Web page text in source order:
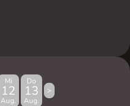
Mi
12
Aug.
Do
13
Aug.
>